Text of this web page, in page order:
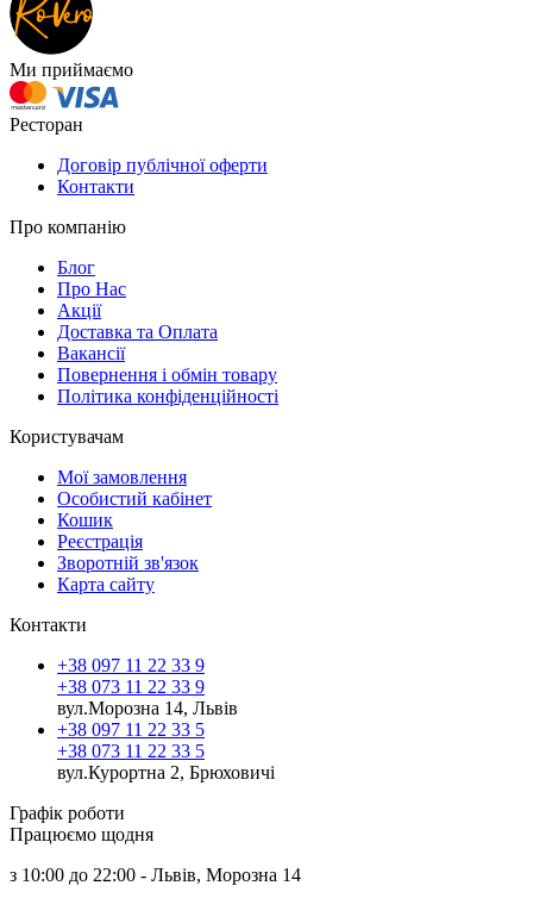
Ми приймаємо
Ресторан
Договір публічної оферти
Контакти
Про компанію
Блог
Про Нас
Акції
Доставка та Оплата
Вакансії
Повернення і обмін товару
Політика конфіденційності
Користувачам
Мої замовлення
Особистий кабінет
Кошик
Реєстрація
Зворотній зв'язок
Карта сайту
Контакти
+38 097 11 22 33 9
+38 073 11 22 33 9
вул.Морозна 14, Львів
+38 097 11 22 33 5
+38 073 11 22 33 5
вул.Курортна 2, Брюховичі
Графік роботи
Працюємо щодня
з 10:00 до 22:00 - Львів, Морозна 14